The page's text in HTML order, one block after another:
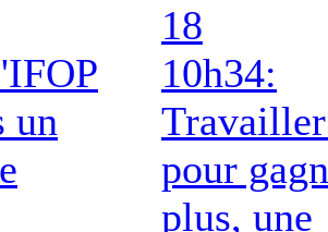
un
18
10h34:
pour
plus, une